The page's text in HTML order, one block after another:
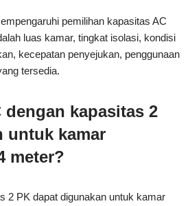
pemilihan kapasitas AC
luas kamar, tingkat isolasi, kondisi
kecepatan penyejukan, penggunaan
tersedia.
dengan kapasitas 2
untuk kamar
meter?
2 PK dapat digunakan untuk kamar